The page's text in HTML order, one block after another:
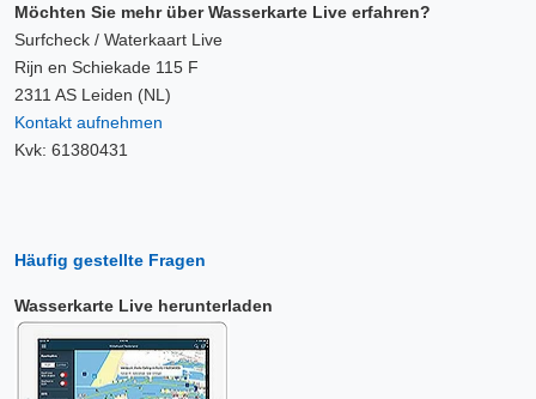
Möchten Sie mehr über Wasserkarte Live erfahren?
Surfcheck / Waterkaart Live
Rijn en Schiekade 115 F
2311 AS Leiden (NL)
Kontakt aufnehmen
Kvk: 61380431
Häufig gestellte Fragen
Wasserkarte Live herunterladen